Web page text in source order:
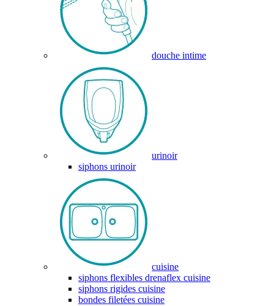
douche intime
urinoir
siphons urinoir
cuisine
siphons flexibles drenaflex cuisine
siphons rigides cuisine
bondes filetées cuisine